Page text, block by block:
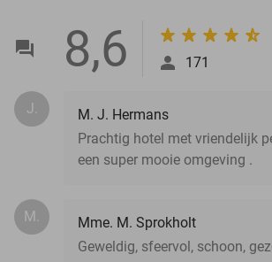
8,6 171
J.
M. J. Hermans
Prachtig hotel met vriendelijk
een super mooie omgeving .
M.
Mme. M. Sprokholt
Geweldig, sfeervol, schoon,